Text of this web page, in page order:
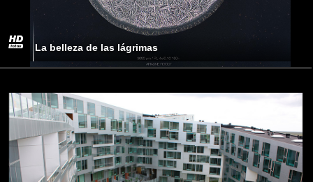
La belleza de las lágrimas